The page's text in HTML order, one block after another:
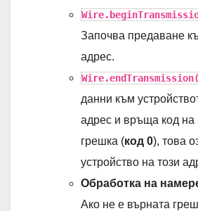
Започва предаване
адрес.
данни към
адрес и връща код на
грешка (код 0), това
устройство на този
Обработка на
Ако не е върната